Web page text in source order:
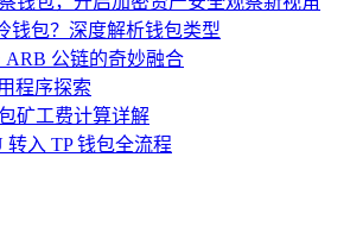
钱包？深度解析钱包类型
ARB 公链的奇妙融合
程序探索
矿工费计算详解
入 TP 钱包全流程